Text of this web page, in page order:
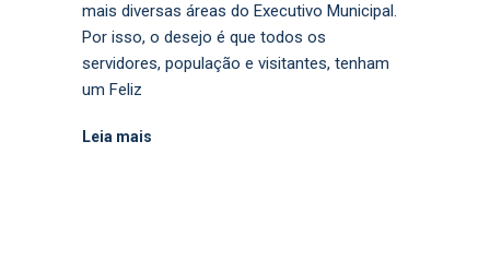
mais diversas áreas do Executivo Municipal.
Por isso, o desejo é que todos os
servidores, população e visitantes, tenham
um Feliz
Leia mais